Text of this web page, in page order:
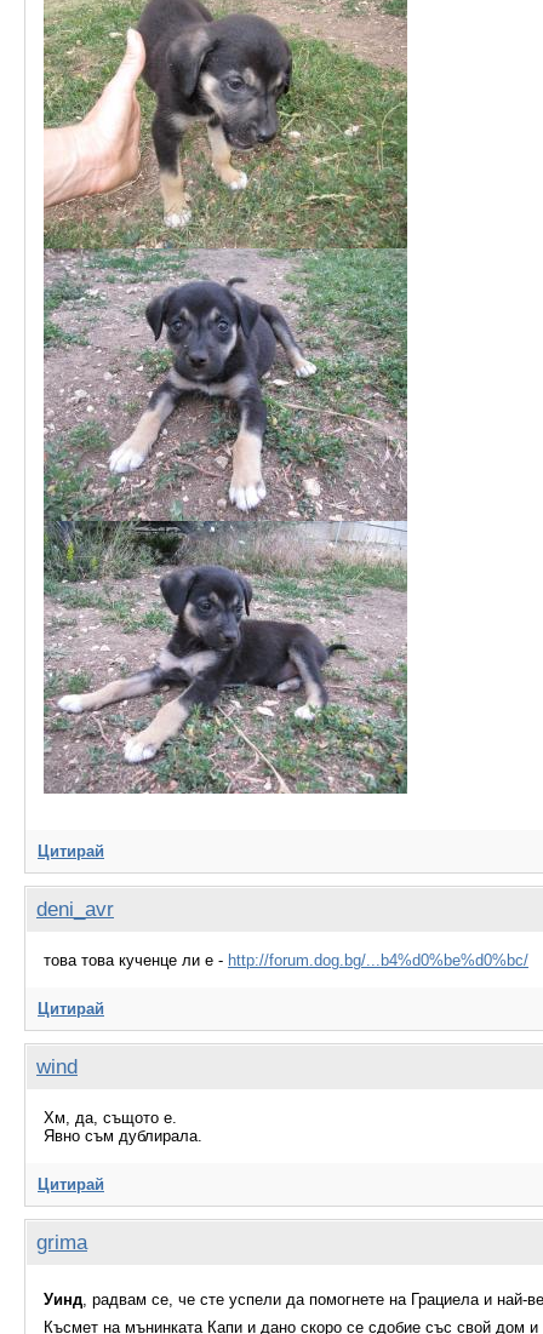
Цитирай
deni_avr
това това кученце ли е - http://forum.dog.bg/...b4%d0%be%d0%bc/
Цитирай
wind
Хм, да, същото е.
Явно съм дублирала.
Цитирай
grima
Уинд, радвам се, че сте успели да помогнете на Грациела и най-
Късмет на мънинката Капи и дано скоро се сдобие със свой дом